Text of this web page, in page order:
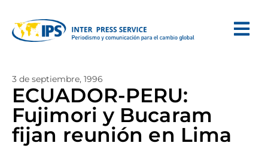
3 de septiembre, 1996
ECUADOR-PERU:
Fujimori y Bucaram
fijan reunión en Lima